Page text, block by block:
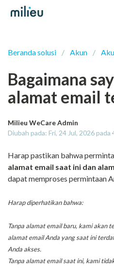
Beranda solusi Akun
Bagaimana
alamat email
Milieu WeCare Admin
Diubah pada: Fri, 24 Jul, 2026 pada
Harap pastikan bahwa
alamat email saat ini dan
dapat memproses permintaan
Harap diperhatikan bahwa:
Tanpa alamat email baru, kami akan
alamat email Anda yang saat ini
Anda akses.
Tanpa alamat email saat ini, kami